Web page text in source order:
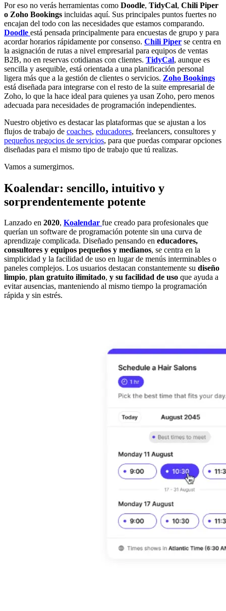
Por eso no verás herramientas como Doodle, TidyCal, Chili Piper
o Zoho Bookings incluidas aquí. Sus principales puntos fuertes no
encajan del todo con las necesidades que estamos comparando.
Doodle está pensada principalmente para encuestas de grupo y para
acordar horarios rápidamente por consenso. Chili Piper se centra en
la asignación de rutas a nivel empresarial para equipos de ventas
B2B, no en reservas cotidianas con clientes. TidyCal, aunque es
sencilla y asequible, está orientada a una planificación personal
ligera más que a la gestión de clientes o servicios. Zoho Bookings
está diseñada para integrarse con el resto de la suite empresarial de
Zoho, lo que la hace ideal para quienes ya usan Zoho, pero menos
adecuada para necesidades de programación independientes.
Nuestro objetivo es destacar las plataformas que se ajustan a los
flujos de trabajo de coaches, educadores, freelancers, consultores y
pequeños negocios de servicios, para que puedas comparar opciones
diseñadas para el mismo tipo de trabajo que tú realizas.
Vamos a sumergirnos.
Koalendar: sencillo, intuitivo y
sorprendentemente potente
Lanzado en 2020, Koalendar fue creado para profesionales que
querían un software de programación potente sin una curva de
aprendizaje complicada. Diseñado pensando en educadores,
consultores y equipos pequeños y medianos, se centra en la
simplicidad y la facilidad de uso en lugar de menús interminables o
paneles complejos. Los usuarios destacan constantemente su diseño
limpio, plan gratuito ilimitado, y su facilidad de uso que ayuda a
evitar ausencias, manteniendo al mismo tiempo la programación
rápida y sin estrés.